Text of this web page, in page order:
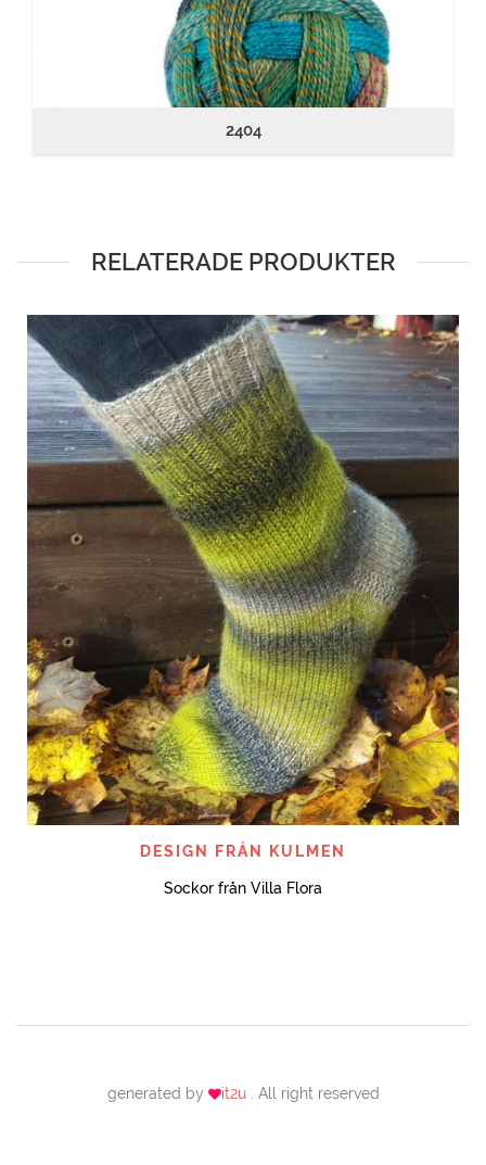
2404
RELATERADE PRODUKTER
DESIGN FRÅN KULMEN
Sockor från Villa Flora
generated by it2u . All right reserved